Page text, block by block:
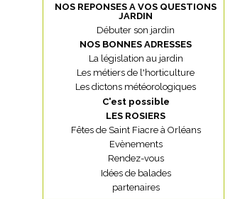
NOS REPONSES A VOS QUESTIONS
JARDIN
Débuter son jardin
NOS BONNES ADRESSES
La législation au jardin
Les métiers de l'horticulture
Les dictons météorologiques
C'est possible
LES ROSIERS
Fêtes de Saint Fiacre à Orléans
Evènements
Rendez-vous
Idées de balades
partenaires